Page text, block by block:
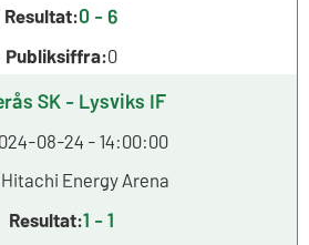
Resultat:0 - 6
Publiksiffra:0
SK - Lysviks IF
08-24 - 14:00:00
Hitachi Energy Arena
Resultat:1 - 1